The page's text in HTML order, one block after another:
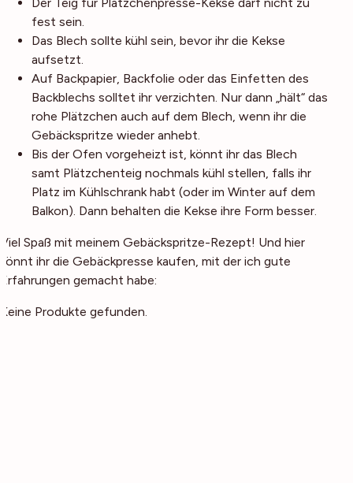
fest sein.
Das Blech sollte kühl sein, bevor ihr die Kekse
aufsetzt.
Auf Backpapier, Backfolie oder das Einfetten des
Backblechs solltet ihr verzichten. Nur dann „hält“ das
rohe Plätzchen auch auf dem Blech, wenn ihr die
Gebäckspritze wieder anhebt.
Bis der Ofen vorgeheizt ist, könnt ihr das Blech
samt Plätzchenteig nochmals kühl stellen, falls ihr
Platz im Kühlschrank habt (oder im Winter auf dem
Balkon). Dann behalten die Kekse ihre Form besser.
Viel Spaß mit meinem Gebäckspritze-Rezept! Und hier
könnt ihr die Gebäckpresse kaufen, mit der ich gute
Erfahrungen gemacht habe:
Keine Produkte gefunden.